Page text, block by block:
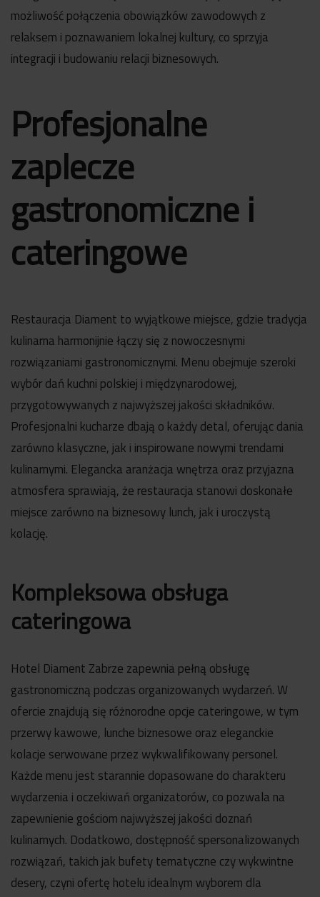
możliwość połączenia obowiązków zawodowych z
relaksem i poznawaniem lokalnej kultury, co sprzyja
integracji i budowaniu relacji biznesowych.
Profesjonalne
zaplecze
gastronomiczne i
cateringowe
Restauracja Diament to wyjątkowe miejsce, gdzie tradycja
kulinarna harmonijnie łączy się z nowoczesnymi
rozwiązaniami gastronomicznymi. Menu obejmuje szeroki
wybór dań kuchni polskiej i międzynarodowej,
przygotowywanych z najwyższej jakości składników.
Profesjonalni kucharze dbają o każdy detal, oferując dania
zarówno klasyczne, jak i inspirowane nowymi trendami
kulinarnymi. Elegancka aranżacja wnętrza oraz przyjazna
atmosfera sprawiają, że restauracja stanowi doskonałe
miejsce zarówno na biznesowy lunch, jak i uroczystą
kolację.
Kompleksowa obsługa
cateringowa
Hotel Diament Zabrze zapewnia pełną obsługę
gastronomiczną podczas organizowanych wydarzeń. W
ofercie znajdują się różnorodne opcje cateringowe, w tym
przerwy kawowe, lunche biznesowe oraz eleganckie
kolacje serwowane przez wykwalifikowany personel.
Każde menu jest starannie dopasowane do charakteru
wydarzenia i oczekiwań organizatorów, co pozwala na
zapewnienie gościom najwyższej jakości doznań
kulinarnych. Dodatkowo, dostępność spersonalizowanych
rozwiązań, takich jak bufety tematyczne czy wykwintne
desery, czyni ofertę hotelu idealnym wyborem dla